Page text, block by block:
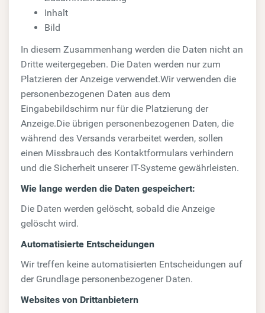
Inhalt
Bild
In diesem Zusammenhang werden die Daten nicht an
Dritte weitergegeben. Die Daten werden nur zum
Platzieren der Anzeige verwendet.Wir verwenden die
personenbezogenen Daten aus dem
Eingabebildschirm nur für die Platzierung der
Anzeige.Die übrigen personenbezogenen Daten, die
während des Versands verarbeitet werden, sollen
einen Missbrauch des Kontaktformulars verhindern
und die Sicherheit unserer IT-Systeme gewährleisten.
Wie lange werden die Daten gespeichert:
Die Daten werden gelöscht, sobald die Anzeige
gelöscht wird.
Automatisierte Entscheidungen
Wir treffen keine automatisierten Entscheidungen auf
der Grundlage personenbezogener Daten.
Websites von Drittanbietern